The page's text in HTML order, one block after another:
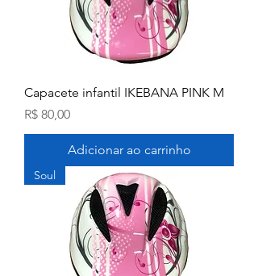
Capacete infantil IKEBANA PINK M
Preço
R$ 80,00
Adicionar ao carrinho
Soul